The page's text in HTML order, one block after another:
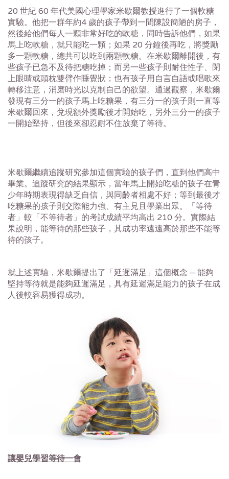
20 世紀 60 年代美國心理學家米歇爾教授進行了一個軟糖
實驗。他把一群年約4 歲的孩子帶到一間陳設簡陋的房子，
然後給他們每人一顆非常好吃的軟糖，同時告訴他們，如果
馬上吃軟糖，就只能吃一顆；如果 20 分鐘後再吃，將獎勵
多一顆軟糖，總共可以吃到兩顆軟糖。在米歇爾離開後，有
些孩子已急不及待把糖吃掉；而另一些孩子則耐住性子、閉
上眼睛或頭枕雙臂作睡覺狀；也有孩子用自言自語或唱歌來
轉移注意，消磨時光以克制自己的欲望。通過觀察，米歇爾
發現有三分一的孩子馬上吃糖果，有三分一的孩子則一直等
米歇爾回來，兌現額外獎勵後才開始吃，另外三分一的孩子
一開始堅持，但後來卻忍耐不住放棄了等待。
米歇爾繼續追蹤研究參加這個實驗的孩子們，直到他們高中
畢業。追蹤研究的結果顯示，當年馬上開始吃糖的孩子在青
少年時期表現得缺乏自信，與同齡者相處不好；等到最後才
吃糖果的孩子則交際能力強、有主見且學業出眾。「等待
者」較「不等待者」的考試成績平均高出 210 分。實際結
果說明，能等待的那些孩子，其成功率遠遠高於那些不能等
待的孩子。
就上述實驗，米歇爾提出了「延遲滿足」這個概念 ─ 能夠
堅持等待就是能夠延遲滿足，具有延遲滿足能力的孩子在成
人後較容易獲得成功。
讓嬰兒學習等待一會